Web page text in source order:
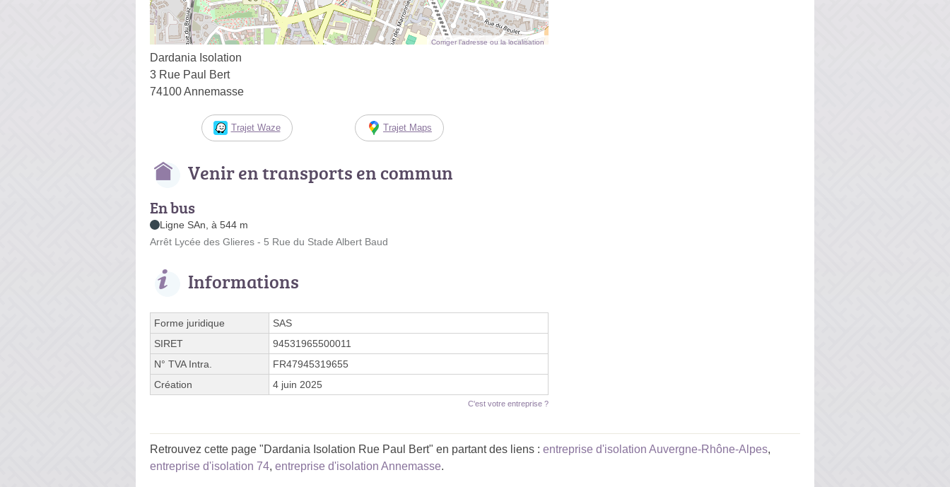
Corriger l’adresse ou la localisation
Dardania Isolation
3 Rue Paul Bert
74100 Annemasse
Trajet Waze Trajet Maps
Venir en transports en commun
En bus
Ligne SAn, à 544 m
Arrêt Lycée des Glieres - 5 Rue du Stade Albert Baud
Informations
Forme juridique
SAS
SIRET
94531965500011
N° TVA Intra.
FR47945319655
Création
4 juin 2025
C'est votre entreprise ?
Retrouvez cette page "Dardania Isolation Rue Paul Bert" en partant des liens : entreprise d'isolation Auvergne-Rhône-Alpes,
entreprise d'isolation 74, entreprise d'isolation Annemasse.